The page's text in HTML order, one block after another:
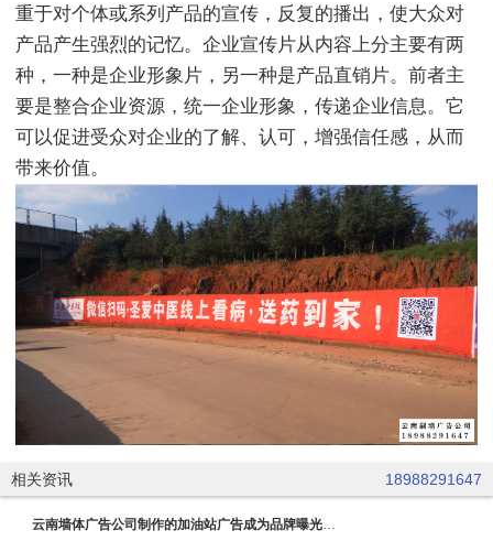
重于对个体或系列产品的宣传，反复的播出，使大众对
产品产生强烈的记忆。企业宣传片从内容上分主要有两
种，一种是企业形象片，另一种是产品直销片。前者主
要是整合企业资源，统一企业形象，传递企业信息。它
可以促进受众对企业的了解、认可，增强信任感，从而
带来价值。
相关资讯 18988291647
云南墙体广告公司制作的加油站广告成为品牌曝光与即时引流的